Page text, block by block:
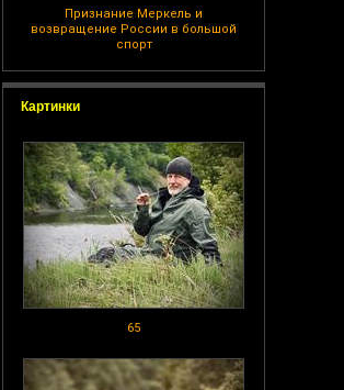
Признание Меркель и
возвращение России в большой
спорт
Картинки
65